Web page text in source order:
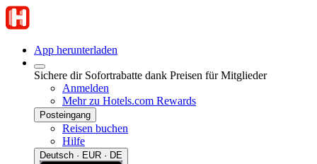
App herunterladen
Sichere dir Sofortrabatte dank Preisen für Mitglieder
Anmelden
Mehr zu Hotels.com Rewards
Posteingang
Reisen buchen
Hilfe
Deutsch · EUR · DE